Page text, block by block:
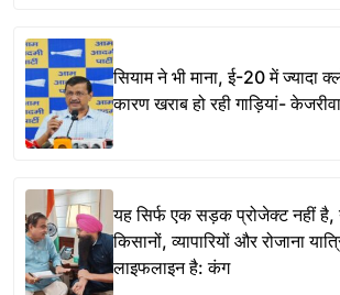
सियाम ने भी माना, ई-20 में ज्यादा
कारण खराब हो रही गाड़ियां-
यह सिर्फ एक सड़क प्रोजेक्ट नहीं है,
किसानों, व्यापारियों और रोजाना
लाइफलाइन है: कंग